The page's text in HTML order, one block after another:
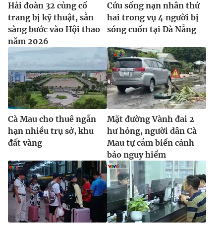
Hải đoàn 32 củng cố
trang bị kỹ thuật, sẵn
sàng bước vào Hội thao
năm 2026
Cứu sống nạn nhân thứ
hai trong vụ 4 người bị
sóng cuốn tại Đà Nẵng
Cà Mau cho thuê ngắn
hạn nhiều trụ sở, khu
đất vàng
Mặt đường Vành đai 2
hư hỏng, người dân Cà
Mau tự cắm biển cảnh
báo nguy hiểm